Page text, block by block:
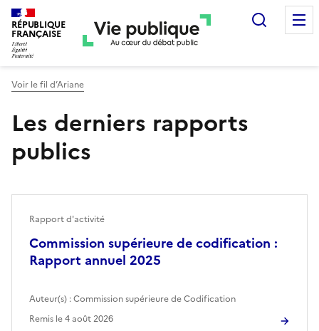
RÉPUBLIQUE
FRANÇAISE
Voir le fil d’Ariane
Les derniers rapports
publics
Commission supérieure de codification :
Rapport annuel 2025
Rapport d'activité
Auteur(s) :Commission supérieure de Codification
Remis le4 août 2026